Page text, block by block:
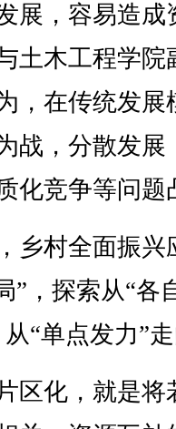
展，容易造成
土木工程学院
，在传统发展
战，分散发展
化竞争等问题
村全面振兴
”，探索从“各
“单点发力”
化，就是将